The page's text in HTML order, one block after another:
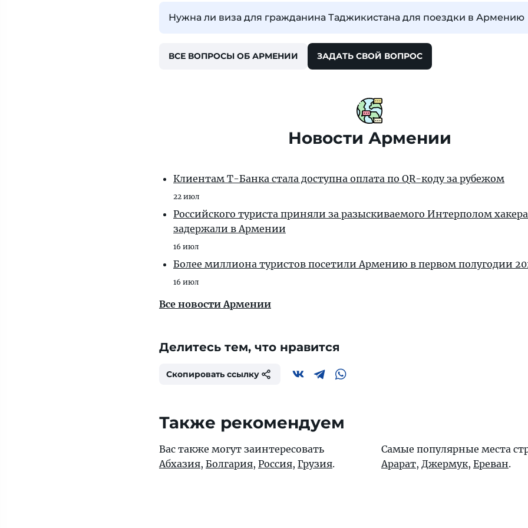
Нужна ли виза для гражданина Таджикистана для поездки в Армению
ВСЕ ВОПРОСЫ ОБ АРМЕНИИ ЗАДАТЬ СВОЙ ВОПРОС
Новости Армении
Клиентам T-Банка стала доступна оплата по QR-коду за рубежом
22 июл
Российского туриста приняли за разыскиваемого Интерполом
задержали в Армении
16 июл
Более миллиона туристов посетили Армению в первом полугодии
16 июл
Все новости Армении
Делитесь тем, что нравится
Скопировать ссылку
Также рекомендуем
Вас также могут заинтересовать
Абхазия, Болгария, Россия, Грузия.
Самые популярные места
Арарат, Джермук, Ереван.